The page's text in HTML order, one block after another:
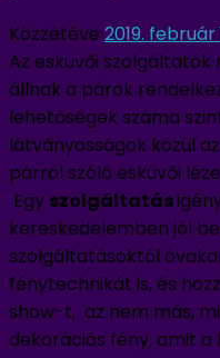
Közzétéve 2019.
Az esküvői szolgáltatók
állnak a párok
lehetőségek száma
látványosságok közül
párról szóló esküvői
Egy szolgáltatás
kereskedelemben jól
szolgáltatásoktól
fénytechnikát is, és
show-t, az nem más,
dekorációs fény, amit